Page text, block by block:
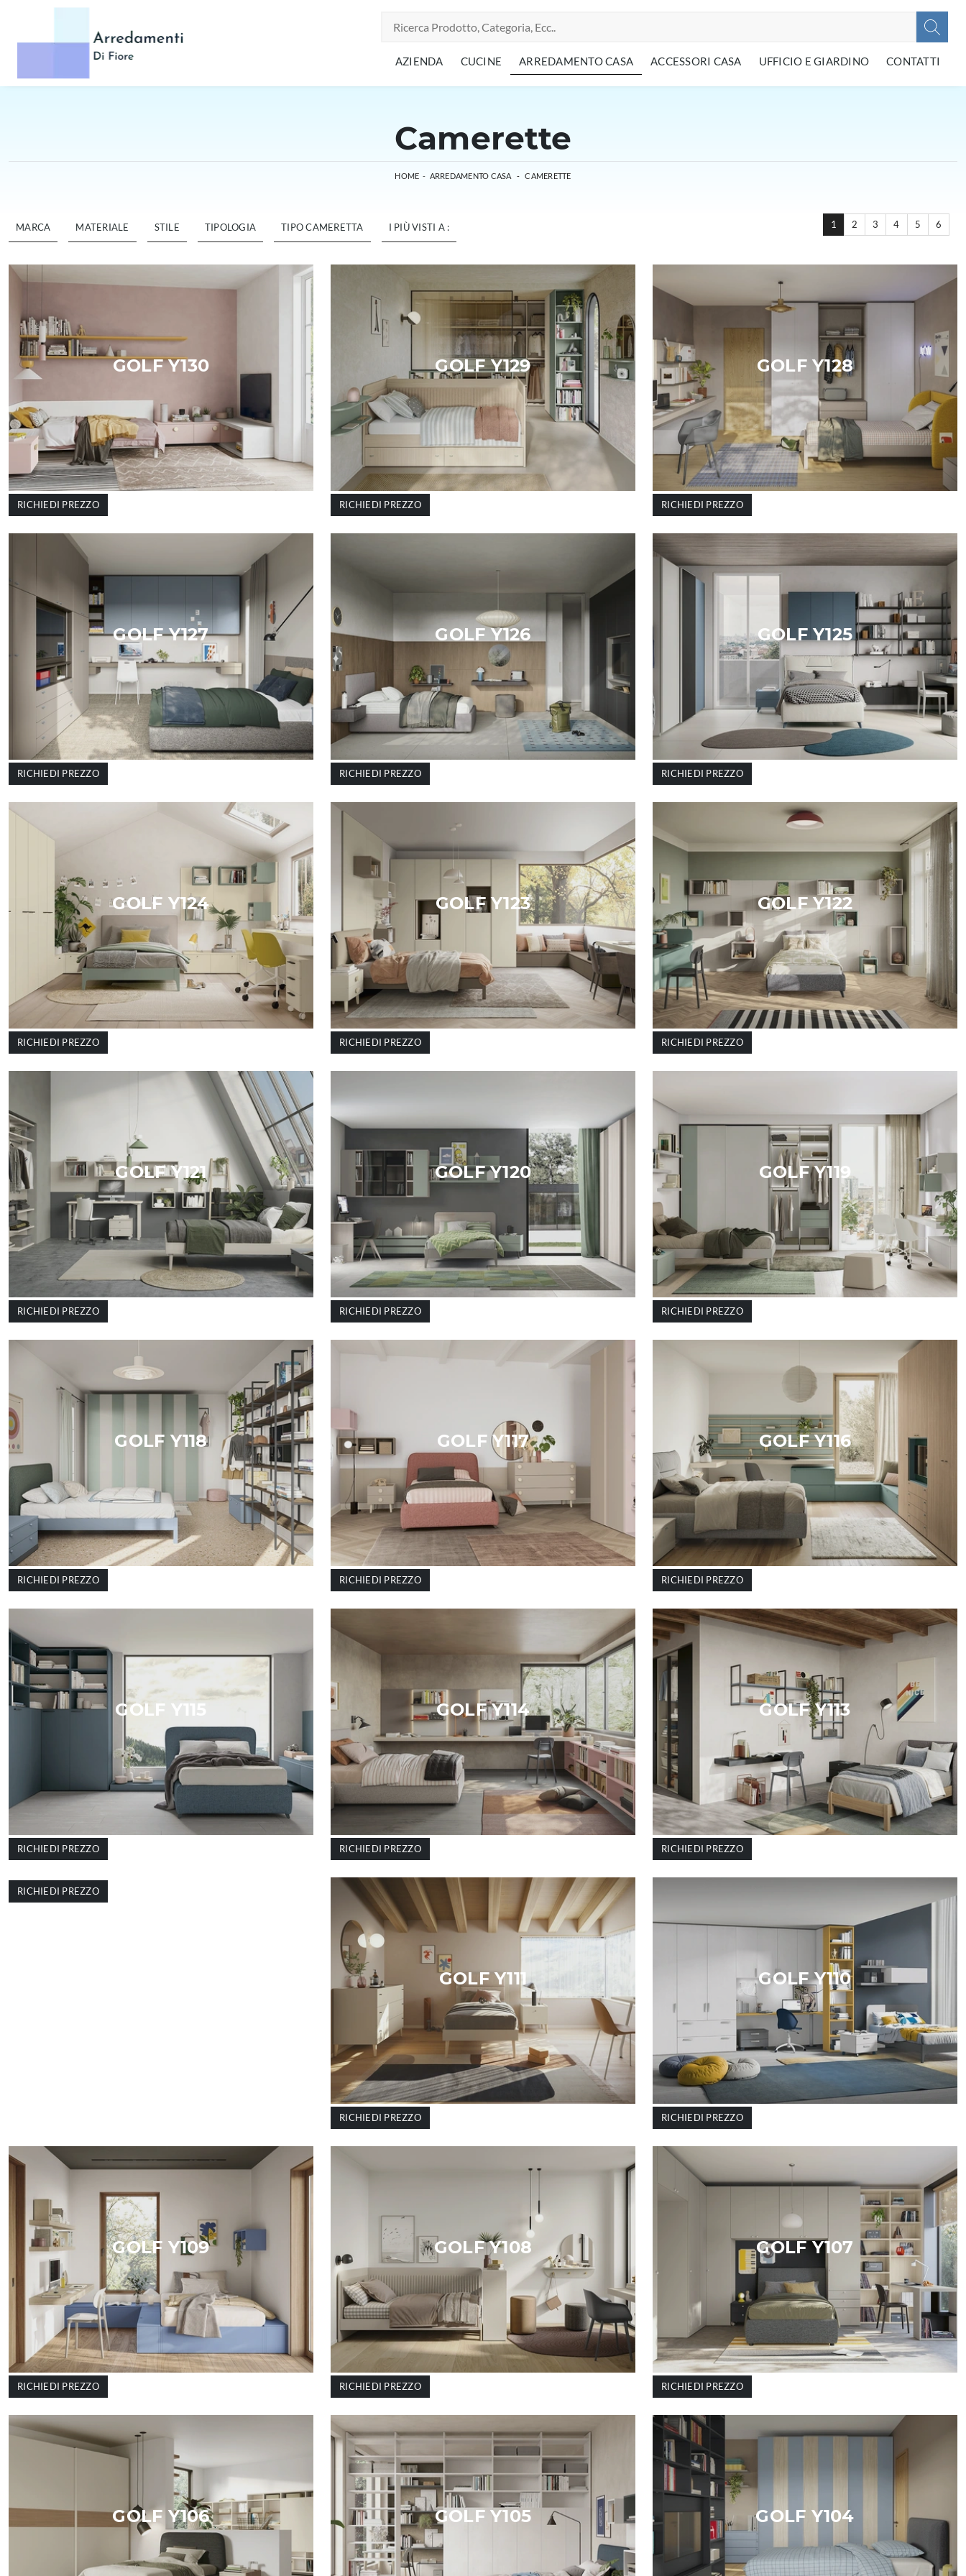
AZIENDA CUCINE ARREDAMENTO CASA ACCESSORI CASA UFFICIO E GIARDINO CONTATTI
Camerette
HOME - ARREDAMENTO CASA - CAMERETTE
MARCA MATERIALE STILE TIPOLOGIA TIPO CAMERETTA I PIÙ VISTI A : 1 2 3 4 5 6
GOLF Y130
RICHIEDI PREZZO
GOLF Y129
RICHIEDI PREZZO
GOLF Y128
RICHIEDI PREZZO
GOLF Y127
RICHIEDI PREZZO
GOLF Y126
RICHIEDI PREZZO
GOLF Y125
RICHIEDI PREZZO
GOLF Y124
RICHIEDI PREZZO
GOLF Y123
RICHIEDI PREZZO
GOLF Y122
RICHIEDI PREZZO
GOLF Y121
RICHIEDI PREZZO
GOLF Y120
RICHIEDI PREZZO
GOLF Y119
RICHIEDI PREZZO
GOLF Y118
RICHIEDI PREZZO
GOLF Y117
RICHIEDI PREZZO
GOLF Y116
RICHIEDI PREZZO
GOLF Y115
RICHIEDI PREZZO
GOLF Y114
RICHIEDI PREZZO
GOLF Y113
RICHIEDI PREZZO
RICHIEDI PREZZO
GOLF Y111
RICHIEDI PREZZO
GOLF Y110
RICHIEDI PREZZO
GOLF Y109
RICHIEDI PREZZO
GOLF Y108
RICHIEDI PREZZO
GOLF Y107
RICHIEDI PREZZO
GOLF Y106 GOLF Y105 GOLF Y104